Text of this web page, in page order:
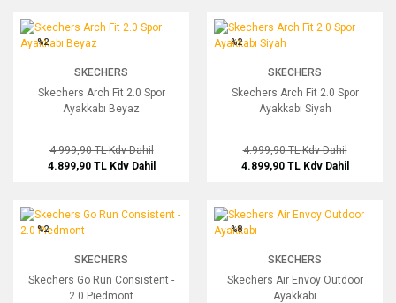
Skechers Arch Fit 2.0 Spor Ayakkabı Beyaz
%2
SKECHERS
Skechers Arch Fit 2.0 Spor
Ayakkabı Beyaz
4.999,90 TLKdv Dahil
4.899,90 TL Kdv Dahil
Skechers Arch Fit 2.0 Spor Ayakkabı
%2
SKECHERS
Skechers Arch Fit 2.0 Spor
Ayakkabı Siyah
4.999,90 TLKdv Dahil
4.899,90 TL Kdv Dahil
Skechers Go Run Consistent - 2.0 Piedmont
%2
SKECHERS
Skechers Go Run Consistent -
2.0 Piedmont
Skechers Air Envoy Outdoor Ayakkabı
%8
SKECHERS
Skechers Air Envoy Outdoor
Ayakkabı